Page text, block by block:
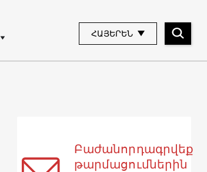
ՀԱՅԵՐԵՆ
Բաժանորդագրվեք
թարմացումներին